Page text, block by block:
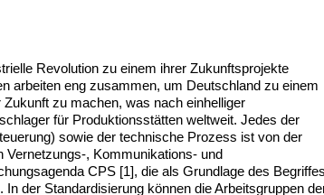
Revolution zu einem ihrer Zukunftsprojekte
arbeiten eng zusammen, um Deutschland zu einem
zu machen, was nach einhelliger
für Produktionsstätten weltweit. Jedes der
sowie der technische Prozess ist von der
Vernetzungs-, Kommunikations- und
CPS [1], die als Grundlage des
der Standardisierung können die Arbeitsgruppen